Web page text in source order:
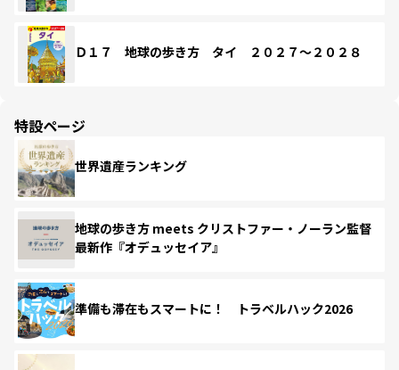
Ｄ１７ 地球の歩き方 タイ ２０２７～２０２８
特設ページ
世界遺産ランキング
地球の歩き方 meets クリストファー・ノーラン監督
最新作『オデュッセイア』
準備も滞在もスマートに！ トラベルハック2026